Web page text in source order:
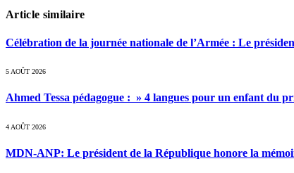
Article similaire
Célébration de la journée nationale de l’Armée : Le
5 AOÛT 2026
Ahmed Tessa pédagogue : » 4 langues pour un enfant du
4 AOÛT 2026
MDN-ANP: Le président de la République honore la